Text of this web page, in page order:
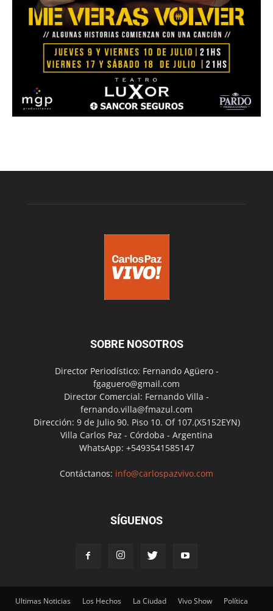
SOBRE NOSOTROS
Director Periodístico: Fernando Agüero -
fgaguero@gmail.com
Director Comercial: Fernando Villa -
fernando.villa@fmazul.com
Dirección: 9 de Julio 90. Piso 10. Of 107.(X5152EYN)
Villa Carlos Paz - Córdoba - Argentina
WhatsApp: +5493541585147
Contáctanos: info@carlospazvivo.com
SÍGUENOS
Ultimas Noticias Los Hechos La Ciudad Vivo Show
Política